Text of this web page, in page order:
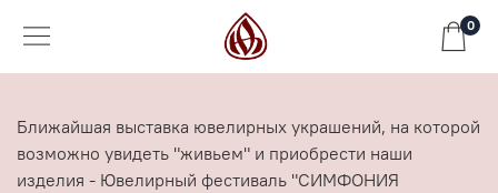
0
Ближайшая выставка ювелирных украшений, на которой
возможно увидеть "живьем" и приобрести наши
изделия - Ювелирный фестиваль "СИМФОНИЯ